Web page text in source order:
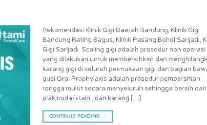
Rekomendasi Klinik Gigi Daerah Bandung, Klinik Gigi
Bandung Rating Bagus, Klinik Pasang Behel Sarijadi,
Gigi Sarijadi. Scaling gigi adalah prosedur non operasi
yang dilakukan untuk membersihkan dan
karang gigi di seluruh permukaan gigi dan bagian
gusi Oral Prophylaxis adalah prosedur pembersihan
rongga mulut secara menyeluruh sehingga bersih dari
plak,noda/stain , dan karang […]
CONTINUE READING →